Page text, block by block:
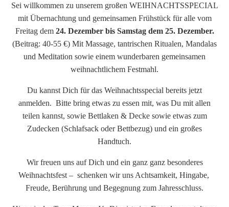
Sei willkommen zu unserem großen WEIHNACHTSSPECIAL
mit Übernachtung und gemeinsamen Frühstück für alle vom
Freitag dem 24. Dezember bis Samstag dem 25. Dezember.
(Beitrag: 40-55 €) Mit Massage, tantrischen Ritualen, Mandalas
und Meditation sowie einem wunderbaren gemeinsamen
weihnachtlichem Festmahl.
Du kannst Dich für das Weihnachtsspecial bereits jetzt
anmelden. Bitte bring etwas zu essen mit, was Du mit allen
teilen kannst, sowie Bettlaken & Decke sowie etwas zum
Zudecken (Schlafsack oder Bettbezug) und ein großes
Handtuch.
Wir freuen uns auf Dich und ein ganz ganz besonderes
Weihnachtsfest – schenken wir uns Achtsamkeit, Hingabe,
Freude, Berührung und Begegnung zum Jahresschluss.